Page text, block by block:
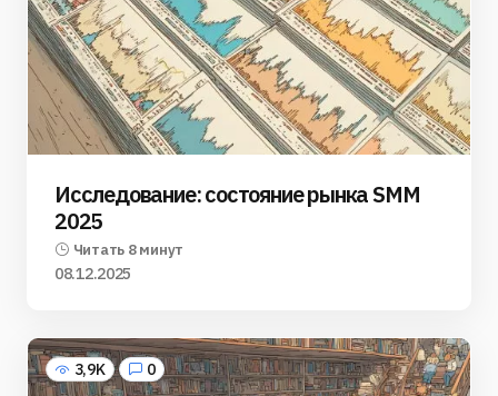
Исследование: состояние рынка SMM
2025
Читать 8 минут
08.12.2025
3,9K 0